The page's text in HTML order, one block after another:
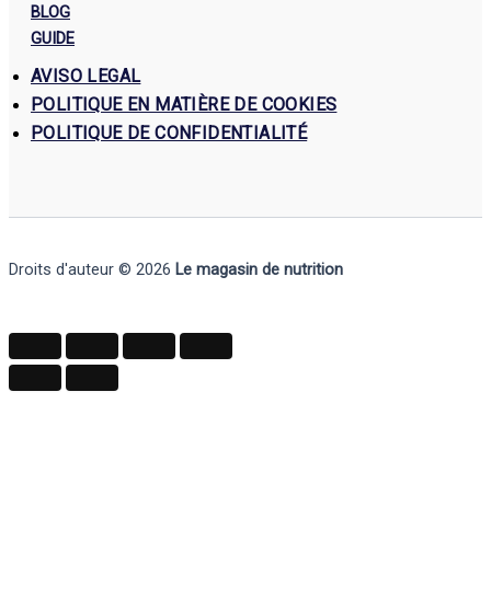
BLOG
GUIDE
AVISO LEGAL
POLITIQUE EN MATIÈRE DE COOKIES
POLITIQUE DE CONFIDENTIALITÉ
Droits d'auteur © 2026 Le magasin de nutrition